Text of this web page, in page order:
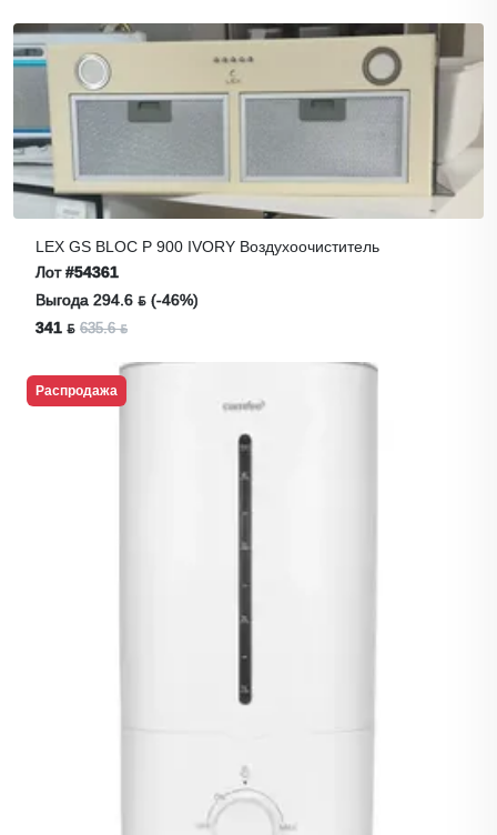
LEX GS BLOC P 900 IVORY Воздухоочиститель
Лот#54361
Выгода 294.6 ƃ (-46%)
341 ƃ 635.6 ƃ
Распродажа